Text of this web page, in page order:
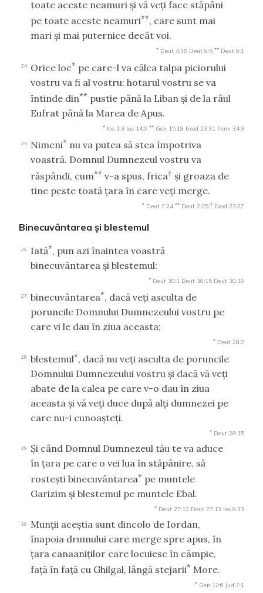
toate aceste neamuri şi vă veţi face stăpâni
pe toate aceste neamuri**, care sunt mai
mari şi mai puternice decât voi.
* Deut 4:38 Deut 9:5 ** Deut 9:1
24 Orice loc* pe care-l va călca talpa piciorului
vostru va fi al vostru: hotarul vostru se va
întinde din** pustie până la Liban şi de la râul
Eufrat până la Marea de Apus.
* Ios 1:3 Ios 14:9 ** Gen 15:18 Exod 23:31 Num 34:3
25 Nimeni* nu va putea să stea împotriva
voastră. Domnul Dumnezeul vostru va
răspândi, cum** v-a spus, frica† şi groaza de
tine peste toată ţara în care veţi merge.
* Deut 7:24 ** Deut 2:25 † Exod 23:27
Binecuvântarea şi blestemul
26 Iată*, pun azi înaintea voastră
binecuvântarea şi blestemul:
* Deut 30:1 Deut 30:15 Deut 30:19
27 binecuvântarea*, dacă veţi asculta de
poruncile Domnului Dumnezeului vostru pe
care vi le dau în ziua aceasta;
* Deut 28:2
28 blestemul*, dacă nu veţi asculta de poruncile
Domnului Dumnezeului vostru şi dacă vă veţi
abate de la calea pe care v-o dau în ziua
aceasta şi vă veţi duce după alţi dumnezei pe
care nu-i cunoaşteţi.
* Deut 28:15
29
Şi când Domnul Dumnezeul tău te va aduce
în ţara pe care o vei lua în stăpânire, să
rosteşti binecuvântarea* pe muntele
Garizim şi blestemul pe muntele Ebal.
* Deut 27:12 Deut 27:13 Ios 8:33
30
Munţii aceştia sunt dincolo de Iordan,
înapoia drumului care merge spre apus, în
ţara canaaniţilor care locuiesc în câmpie,
faţă în faţă cu Ghilgal, lângă stejarii* More.
* Gen 12:6 Jud 7:1